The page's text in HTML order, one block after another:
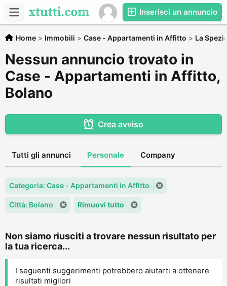
Inserisci un annuncio
Home > Immobili > Case - Appartamenti in Affitto > La
Nessun annuncio trovato in
Case - Appartamenti in Affitto,
Bolano
Crea avviso
Tutti gli annunci Personale Company
Categoria: Case - Appartamenti in Affitto
Città: Bolano Rimuovi tutto
Non siamo riusciti a trovare nessun risultato per
la tua ricerca...
I seguenti suggerimenti potrebbero aiutarti a ottenere
risultati migliori